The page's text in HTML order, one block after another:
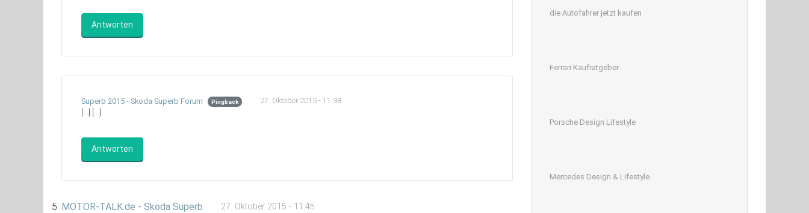
Antworten
Superb 2015 - Skoda Superb Forum Pingback
27. Oktober 2015 - 11:38
[…] […]
Antworten
MOTOR-TALK.de - Skoda Superb 27. Oktober 2015 - 11:45
die Autofahrer jetzt kaufen
Ferrari Kaufratgeber
Porsche Design Lifestyle
Mercedes Design & Lifestyle